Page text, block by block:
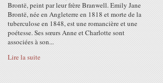
Brontë, peint par leur frère Branwell. Emily Jane
Brontë, née en Angleterre en 1818 et morte de la
tuberculose en 1848, est une romancière et une
poétesse. Ses sœurs Anne et Charlotte sont
associées à son...
Lire la suite